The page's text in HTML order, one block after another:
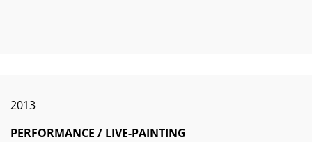
2013
PERFORMANCE / LIVE-PAINTING